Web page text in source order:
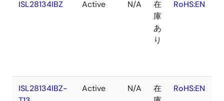
ISL28134IBZ Active N/A
在
庫
あ
り
RoHS:EN
ISL28134IBZ-
Active N/A
在
RoHS:EN